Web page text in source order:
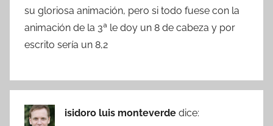
su gloriosa animación, pero si todo fuese con la
animación de la 3ª le doy un 8 de cabeza y por
escrito sería un 8,2
isidoro luis monteverde dice: